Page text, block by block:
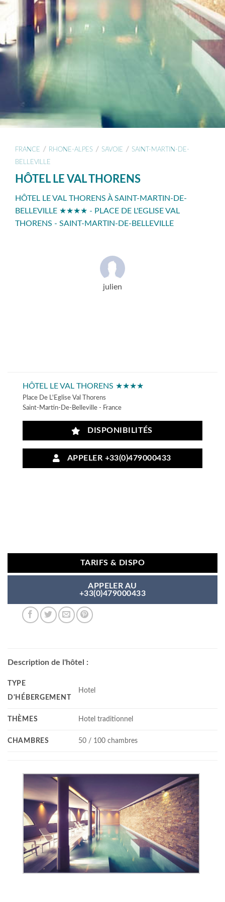
FRANCE / RHONE-ALPES / SAVOIE / SAINT-MARTIN-DE-
BELLEVILLE
HÔTEL LE VAL THORENS
HÔTEL LE VAL THORENS À SAINT-MARTIN-DE-
BELLEVILLE ★★★★ - PLACE DE L'EGLISE VAL
THORENS - SAINT-MARTIN-DE-BELLEVILLE
julien
HÔTEL LE VAL THORENS ★★★★
Place De L'Eglise Val Thorens
Saint-Martin-De-Belleville - France
DISPONIBILITÉS
APPELER +33(0)479000433
TARIFS & DISPO
APPELER AU
+33(0)479000433
Description de l'hôtel :
TYPE
D'HÉBERGEMENT
Hotel
THÈMES Hotel traditionnel
CHAMBRES 50 / 100 chambres